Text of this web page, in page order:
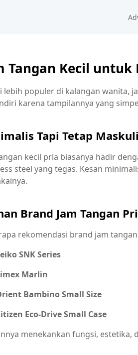
Tangan Kecil untuk
lebih populer di kalangan wanita,
karena tampilannya yang
Tapi Tetap
kecil pria biasanya hadir
steel yang tegas. Kesan
Brand Jam Tangan
rekomendasi brand jam
SNK Series
Marlin
Bambino Small Size
Eco-Drive Small Case
menekankan fungsi, estetika,